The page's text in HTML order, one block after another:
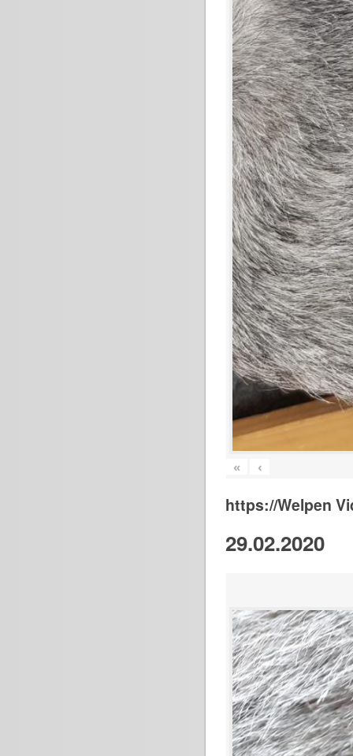
« ‹
https://Welpen
29.02.2020